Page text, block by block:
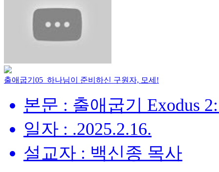
출애굽기05_하나님이 준비하신 구원자, 모세!
본문 : 출애굽기 Exodus
일자 : .2025.2.16.
설교자 : 백신종 목사